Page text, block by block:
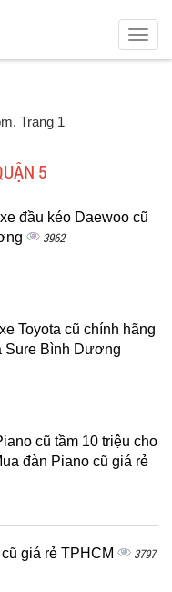
, Trang 1
5
đầu kéo Daewoo cũ
3962
Toyota cũ chính hãng
Sure Bình Dương
cũ tầm 10 triệu cho
đàn Piano cũ giá rẻ
giá rẻ TPHCM 3797